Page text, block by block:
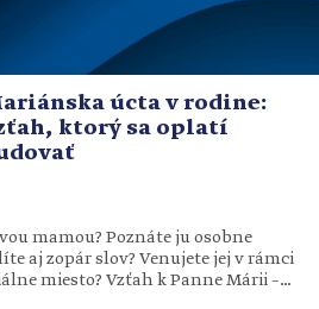
úcta v rodine:
ktorý sa oplatí
mamou? Poznáte ju osobne
aj zopár slov? Venujete jej v rámci
miesto? Vzťah k Panne Márii –